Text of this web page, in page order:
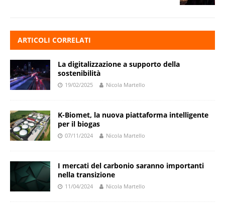
ARTICOLI CORRELATI
La digitalizzazione a supporto della
sostenibilità
19/02/2025 Nicola Martello
K-Biomet, la nuova piattaforma intelligente
per il biogas
07/11/2024 Nicola Martello
I mercati del carbonio saranno importanti
nella transizione
11/04/2024 Nicola Martello